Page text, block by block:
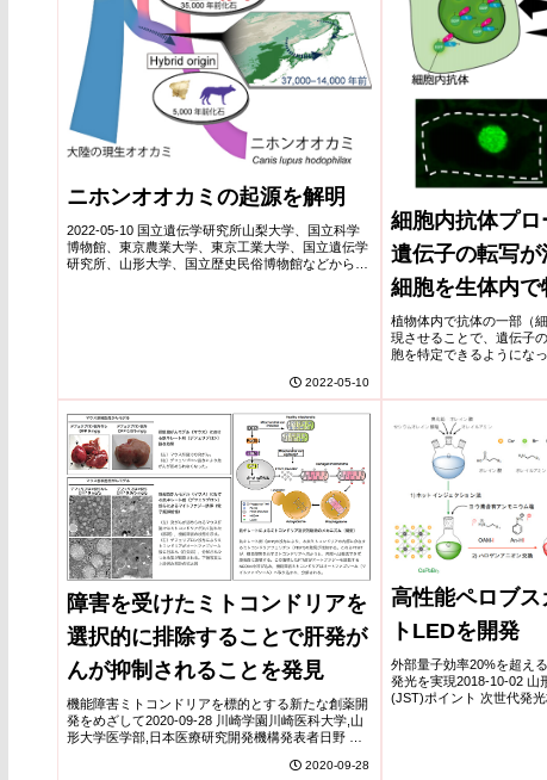
ニホンオオカミの起源を解明
2022-05-10 国立遺伝学研究所山梨大学、国立科学
博物館、東京農業大学、東京工業大学、国立遺伝学
研究所、山形大学、国立歴史民俗博物館などからな
2022-05-10
細胞内抗体プ
遺伝子の転写
細胞を生体内
成功
植物体内で抗体の一部（
現させることで、遺伝子
胞を特定できるようにな
障害を受けたミトコンドリアを
選択的に排除することで肝発が
んが抑制されることを発見
機能障害ミトコンドリアを標的とする新たな創薬開
発をめざして2020-09-28 川崎学園川崎医科大学,山
形大学医学部,日本医療研究開発機構発表者日野 啓
医科大学肝胆膵内科学 講師)田中 敦(... 2020-09-28
高性能ペロブ
トLEDを開発
外部量子効率20%を超え
発光を実現2018-10-02 山
(JST)ポイント 次世代発光